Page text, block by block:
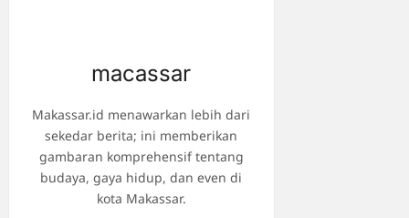
macassar
Makassar.id menawarkan lebih dari
sekedar berita; ini memberikan
gambaran komprehensif tentang
budaya, gaya hidup, dan even di
kota Makassar.